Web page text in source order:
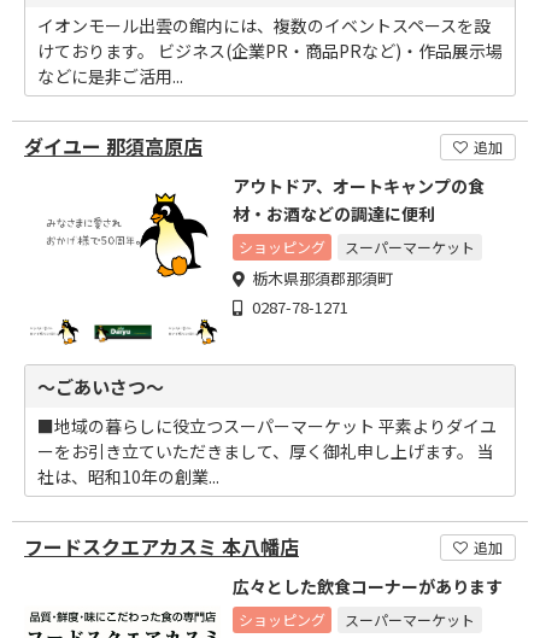
イオンモール出雲の館内には、複数のイベントスペースを設
けております。 ビジネス(企業PR・商品PRなど)・作品展示場
などに是非ご活用...
ダイユー 那須高原店 追加
アウトドア、オートキャンプの食
材・お酒などの調達に便利
ショッピング スーパーマーケット
栃木県那須郡那須町
0287-78-1271
～ごあいさつ～
■地域の暮らしに役立つスーパーマーケット 平素よりダイユ
ーをお引き立ていただきまして、厚く御礼申し上げます。 当
社は、昭和10年の創業...
フードスクエアカスミ 本八幡店 追加
広々とした飲食コーナーがあります
ショッピング スーパーマーケット